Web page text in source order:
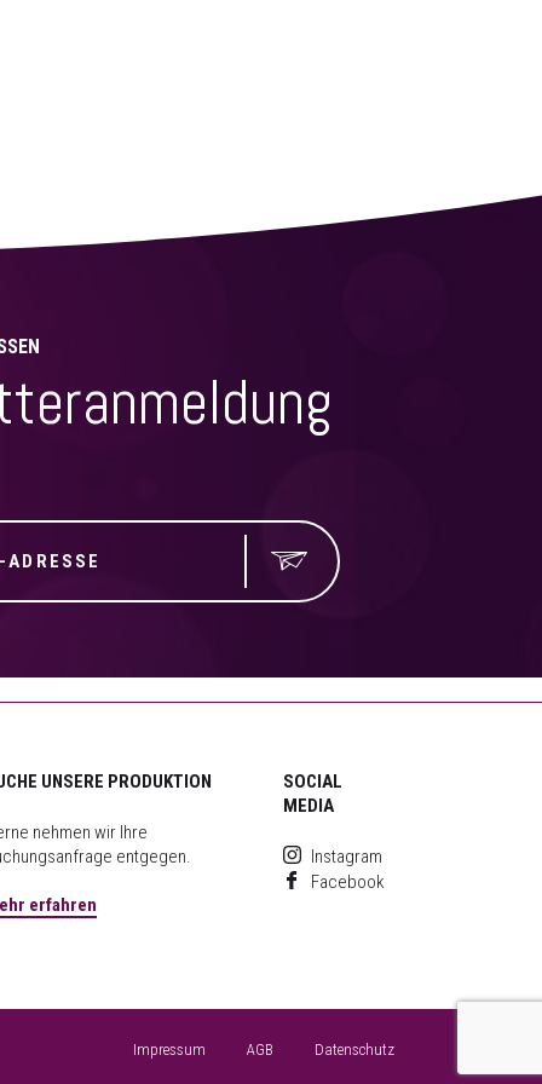
UNSERE PRODUKTION
nehmen wir Ihre
entgegen.
erfahren
SOCIAL
MEDIA
Instagram
Facebook
Impressum AGB Datenschutz